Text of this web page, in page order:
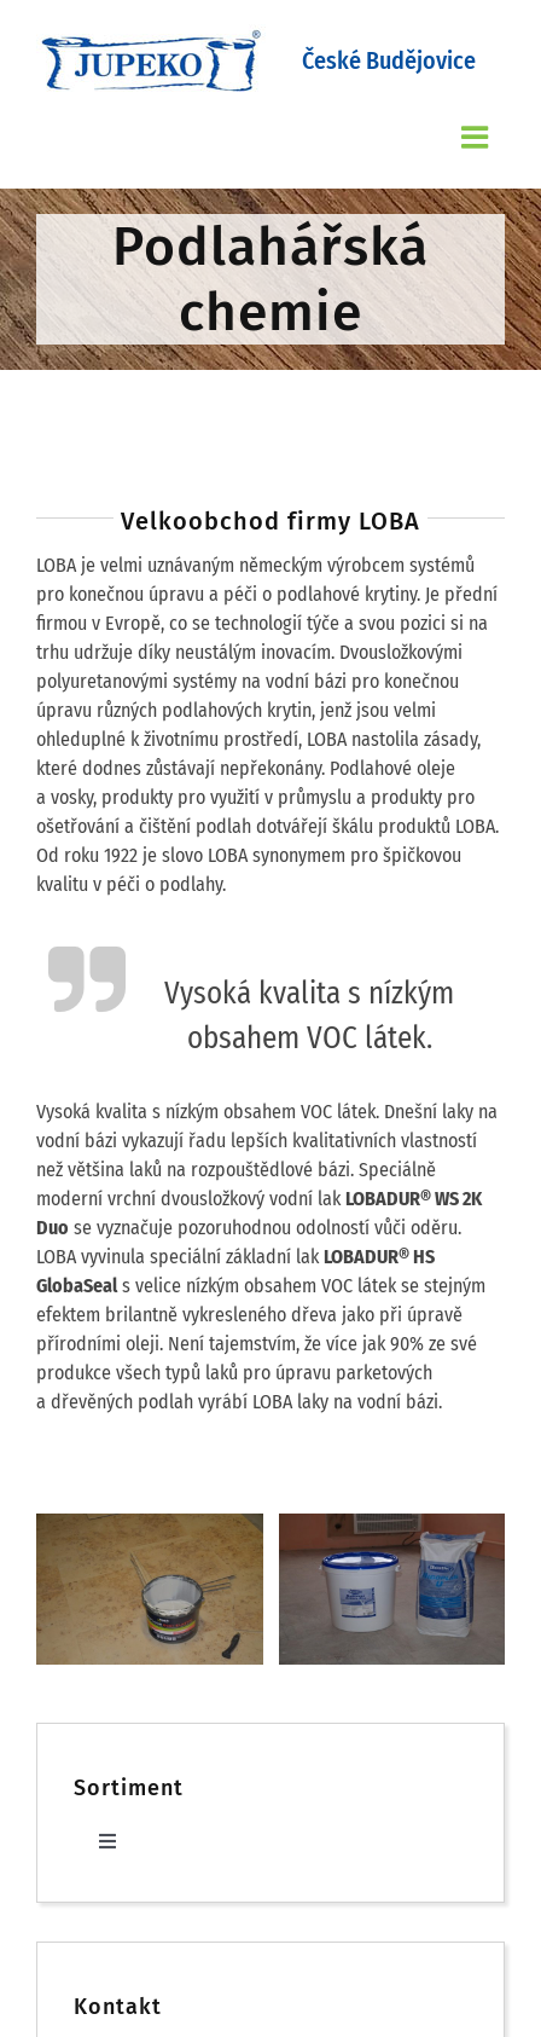
Podlahářská
chemie
Velkoobchod firmy LOBA
LOBA je velmi uznávaným německým výrobcem systémů
pro konečnou úpravu a péči o podlahové krytiny. Je přední
firmou v Evropě, co se technologií týče a svou pozici si na
trhu udržuje díky neustálým inovacím. Dvousložkovými
polyuretanovými systémy na vodní bázi pro konečnou
úpravu různých podlahových krytin, jenž jsou velmi
ohleduplné k životnímu prostředí, LOBA nastolila zásady,
které dodnes zůstávají nepřekonány. Podlahové oleje
a vosky, produkty pro využití v průmyslu a produkty pro
ošetřování a čištění podlah dotvářejí škálu produktů LOBA.
Od roku 1922 je slovo LOBA synonymem pro špičkovou
kvalitu v péči o podlahy.
Vysoká kvalita s nízkým
obsahem VOC látek.
Vysoká kvalita s nízkým obsahem VOC látek. Dnešní laky na
vodní bázi vykazují řadu lepších kvalitativních vlastností
než většina laků na rozpouštědlové bázi. Speciálně
moderní vrchní dvousložkový vodní lakLOBADUR® WS 2K
Duo se vyznačuje pozoruhodnou odolností vůči oděru.
LOBA vyvinula speciální základní lakLOBADUR® HS
GlobaSeals velice nízkým obsahem VOC látek se stejným
efektem brilantně vykresleného dřeva jako při úpravě
přírodními oleji. Není tajemstvím, že více jak 90% ze své
produkce všech typů laků pro úpravu parketových
a dřevěných podlah vyrábí LOBA laky na vodní bázi.
Sortiment
Toggle
Dřevěné podlahy
Kontakt